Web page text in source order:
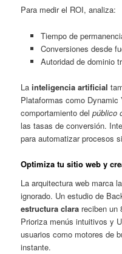
Para medir el ROI, analiza:
Tiempo de
Conversiones desde
Autoridad de dominio
Lainteligencia artificial
Plataformas como
comportamiento delpúblico
las tasas de conversión.
para automatizar procesos
Optimiza tu sitio web y
La arquitectura web marca
ignorado. Un estudio de
estructura clara reciben un
Prioriza menús intuitivos y
usuarios como motores de
instante.